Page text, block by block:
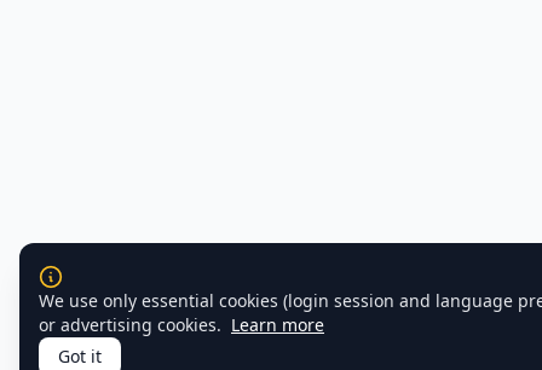
We use only essential cookies (login session and language
or advertising cookies. Learn more
Got it